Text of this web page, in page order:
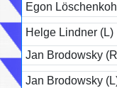
Egon
Helge Lindner (L)
Jan Brodowsky
Jan Brodowsky